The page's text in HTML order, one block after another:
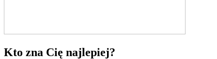
Kto zna Cię najlepiej?